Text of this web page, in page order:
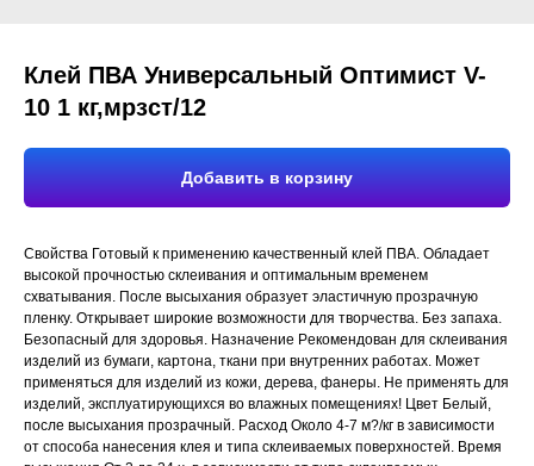
Клей ПВА Универсальный Оптимист V-
10 1 кг,мрзст/12
Добавить в корзину
Свойства Готовый к применению качественный клей ПВА. Обладает
высокой прочностью склеивания и оптимальным временем
схватывания. После высыхания образует эластичную прозрачную
пленку. Открывает широкие возможности для творчества. Без запаха.
Безопасный для здоровья. Назначение Pекомендован для склеивания
изделий из бумаги, картона, ткани при внутренних работах. Может
применяться для изделий из кожи, дерева, фанеры. Не применять для
изделий, эксплуатирующихся во влажных помещениях! Цвет Белый,
после высыхания прозрачный. Расход Около 4-7 м?/кг в зависимости
от способа нанесения клея и типа склеиваемых поверхностей. Время